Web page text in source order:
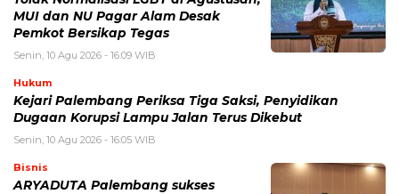
MUI dan NU Pagar Alam Desak
Pemkot Bersikap Tegas
Senin, 10 Agu 2026 - 16:09 WIB
Hukum
Kejari Palembang Periksa Tiga Saksi, Penyidikan
Dugaan Korupsi Lampu Jalan Terus Dikebut
Senin, 10 Agu 2026 - 16:05 WIB
Bisnis
ARYADUTA Palembang sukses